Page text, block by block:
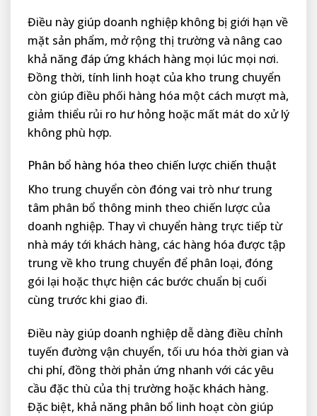
Điều này giúp doanh nghiệp không bị giới hạn về
mặt sản phẩm, mở rộng thị trường và nâng cao
khả năng đáp ứng khách hàng mọi lúc mọi nơi.
Đồng thời, tính linh hoạt của kho trung chuyển
còn giúp điều phối hàng hóa một cách mượt mà,
giảm thiểu rủi ro hư hỏng hoặc mất mát do xử lý
không phù hợp.
Phân bổ hàng hóa theo chiến lược chiến thuật
Kho trung chuyển còn đóng vai trò như trung
tâm phân bổ thông minh theo chiến lược của
doanh nghiệp. Thay vì chuyển hàng trực tiếp từ
nhà máy tới khách hàng, các hàng hóa được tập
trung về kho trung chuyển để phân loại, đóng
gói lại hoặc thực hiện các bước chuẩn bị cuối
cùng trước khi giao đi.
Điều này giúp doanh nghiệp dễ dàng điều chỉnh
tuyến đường vận chuyển, tối ưu hóa thời gian và
chi phí, đồng thời phản ứng nhanh với các yêu
cầu đặc thù của thị trường hoặc khách hàng.
Đặc biệt, khả năng phân bổ linh hoạt còn giúp